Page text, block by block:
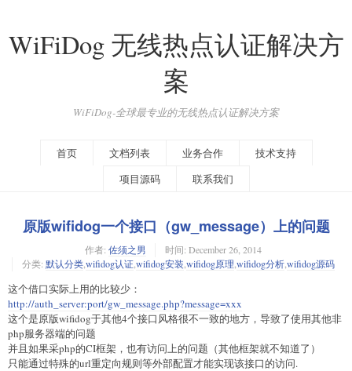
WiFiDog 无线热点认证解决方
案
WiFiDog-全球最专业的无线热点认证解决方案
首页 文档列表 业务合作
技术支持
项目源码
联系我们
原版wifidog一个接口（gw_message）上的问题
作者: 佐须之男 时间: December 26, 2014
分类: 默认分类,wifidog认证,wifidog安装 wifidog原理 wifidog分析,wifidog源码
这个借口实际上用的比较少：
http://auth_server:port/gw_message.php?message=xxx
这个是原版wifidog于其他4个接口风格很不一致的地方，导致了使用其他非
php服务器端的问题
并且如果采php的CI框架，也有访问上的问题（其他框架就不知道了）
只能通过特殊的url重定向规则等外部配置才能实现该接口的访问.